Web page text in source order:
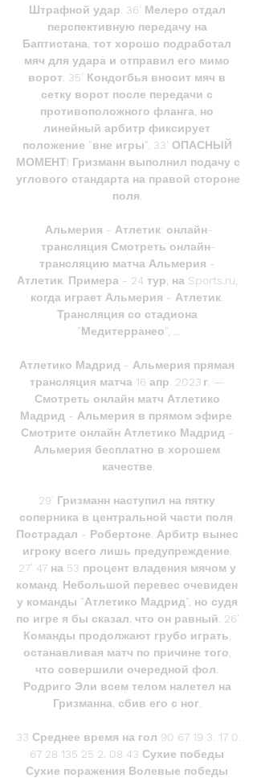
Штрафной удар. 36' Мелеро отдал
перспективную передачу на
Баптистана, тот хорошо подработал
мяч для удара и отправил его мимо
ворот. 35' Кондогбья вносит мяч в
сетку ворот после передачи с
противоположного фланга, но
линейный арбитр фиксирует
положение "вне игры". 33' ОПАСНЫЙ
МОМЕНТ! Гризманн выполнил подачу с
углового стандарта на правой стороне
поля.
Альмерия - Атлетик: онлайн-
трансляция Смотреть онлайн-
трансляцию матча Альмерия -
Атлетик. Примера - 24 тур, на Sports.ru,
когда играет Альмерия - Атлетик.
Трансляция со стадиона
"Медитерранео", ...
Атлетико Мадрид - Альмерия прямая
трансляция матча 16 апр. 2023 г. —
Смотреть онлайн матч Атлетико
Мадрид - Альмерия в прямом эфире.
Смотрите онлайн Атлетико Мадрид -
Альмерия бесплатно в хорошем
качестве.
29' Гризманн наступил на пятку
соперника в центральной части поля.
Пострадал - Робертоне. Арбитр вынес
игроку всего лишь предупреждение.
27' 47 на 53 процент владения мячом у
команд. Небольшой перевес очевиден
у команды "Атлетико Мадрид", но судя
по игре я бы сказал, что он равный. 26'
Команды продолжают грубо играть,
останавливая матч по причине того,
что совершили очередной фол.
Родриго Эли всем телом налетел на
Гризманна, сбив его с ног.
33 Среднее время на гол 90 67 19 3. 17 0.
67 28 135 25 2. 08 43 Сухие победы
Сухие поражения Волевые победы